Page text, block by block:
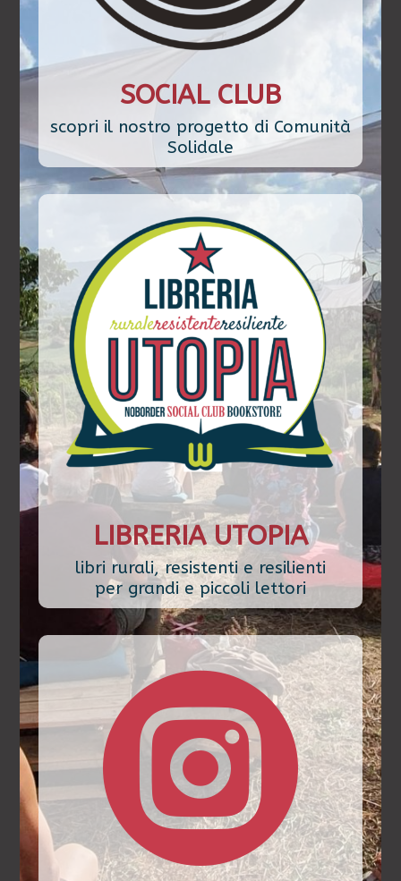
SOCIAL CLUB
scopri il nostro progetto di Comunità
Solidale
LIBRERIA UTOPIA
libri rurali, resistenti e resilienti
per grandi e piccoli lettori
